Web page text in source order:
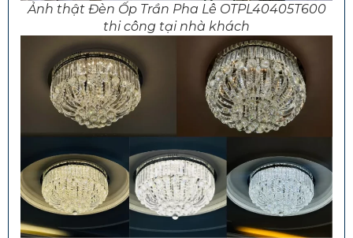
Ảnh thật Đèn Ốp Trần Pha Lê OTPL40405T600
thi công tại nhà khách